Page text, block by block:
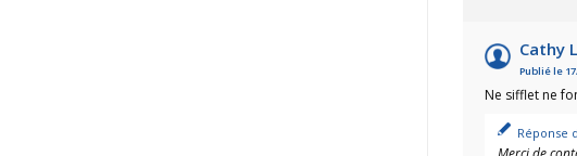
Cathy
Publié le
Ne sifflet ne
Réponse